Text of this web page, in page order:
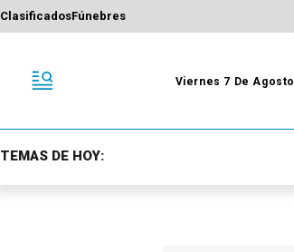
ClasificadosFúnebres
Viernes 7 De Agosto
TEMAS DE HOY: